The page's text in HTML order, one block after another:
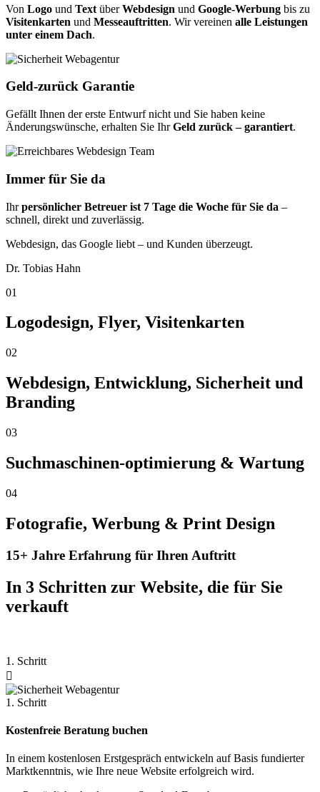
Von Logo und Text überWebdesign und Google-Werbung bis zu
Visitenkarten und Messeauftritten. Wir vereinen alle Leistungen
unter einem Dach.
Geld-zurück Garantie
Gefällt Ihnen der erste Entwurf nicht und Sie haben keine
Änderungswünsche, erhalten Sie IhrGeld zurück – garantiert.
Immer für Sie da
Ihrpersönlicher Betreuer ist 7 Tage die Woche für Sie da –
schnell, direkt und zuverlässig.
Webdesign, das Google liebt – und Kunden überzeugt.
Dr. Tobias Hahn
01
Logodesign, Flyer, Visitenkarten
02
Webdesign, Entwicklung, Sicherheit und
Branding
03
Suchmaschinen-optimierung & Wartung
04
Fotografie, Werbung & Print Design
15+ Jahre Erfahrung für Ihren Auftritt
In 3 Schritten zur Website, die für Sie
verkauft
1. Schritt

1. Schritt
Kostenfreie Beratung buchen
In einem kostenlosen Erstgespräch entwickeln auf Basis fundierter
Marktkenntnis, wie Ihre neue Website erfolgreich wird.